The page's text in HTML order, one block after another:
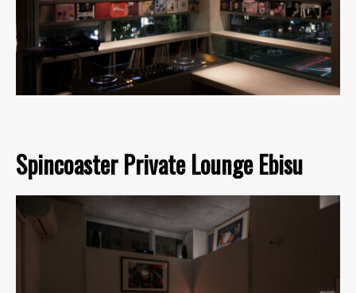
Spincoaster Private Lounge Ebisu